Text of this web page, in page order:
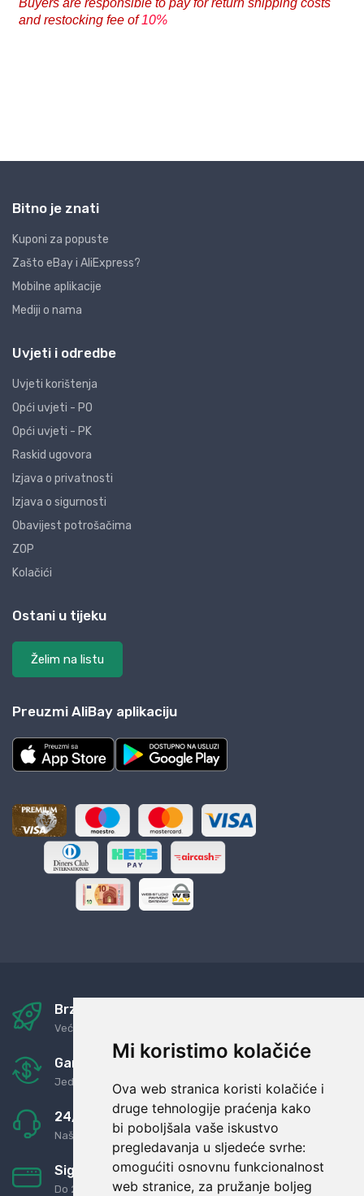
Mi koristimo kolačiće
Ova web stranica koristi kolačiće i
druge tehnologije praćenja kako
bi poboljšala vaše iskustvo
pregledavanja u sljedeće svrhe:
omogućiti osnovnu funkcionalnost
web stranice, za pružanje boljeg
Bitno je znati
Kuponi za popuste
Zašto eBay i AliExpress?
Mobilne aplikacije
Mediji o nama
Uvjeti i odredbe
Uvjeti korištenja
Opći uvjeti - PO
Opći uvjeti - PK
Raskid ugovora
Izjava o privatnosti
Izjava o sigurnosti
Obavijest potrošačima
ZOP
Kolačići
Ostani u tijeku
Želim na listu
Preuzmi AliBay aplikaciju
Brza i sigurna dostava
Već za nekoliko dana kod vas
Garancija u povrat novaca
Jednostavno pravilo: Roba za novac
24/7 odlična podrška
Naši agenti uvijek na raspolaganju
Sigurno obročno plaćanje
Do 24 rata bez kamata